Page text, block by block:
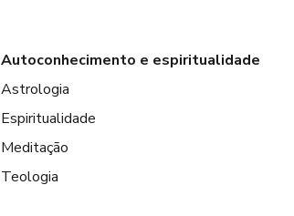
Autoconhecimento e espiritualidade
Astrologia
Espiritualidade
Meditação
Teologia